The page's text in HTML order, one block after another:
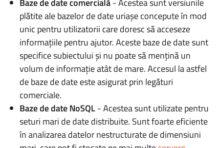
Baze de date comercială- Acestea sunt versiunile
plătite ale bazelor de date uriașe concepute în mod
unic pentru utilizatorii care doresc să acceseze
informațiile pentru ajutor. Aceste baze de date sunt
specifice subiectului și nu poate să mențină un
volum de informație atât de mare. Accesul la astfel
de baze de date este asigurat prin legături
comerciale.
Baze de date NoSQL- Acestea sunt utilizate pentru
seturi mari de date distribuite. Sunt foarte eficiente
în analizarea datelor nestructurate de dimensiuni